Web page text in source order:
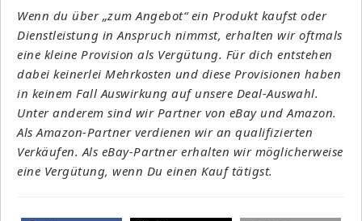
Wenn du über „zum Angebot“ ein Produkt kaufst oder
Dienstleistung in Anspruch nimmst, erhalten wir oftmals
eine kleine Provision als Vergütung. Für dich entstehen
dabei keinerlei Mehrkosten und diese Provisionen haben
in keinem Fall Auswirkung auf unsere Deal-Auswahl.
Unter anderem sind wir Partner von eBay und Amazon.
Als Amazon-Partner verdienen wir an qualifizierten
Verkäufen. Als eBay-Partner erhalten wir möglicherweise
eine Vergütung, wenn Du einen Kauf tätigst.